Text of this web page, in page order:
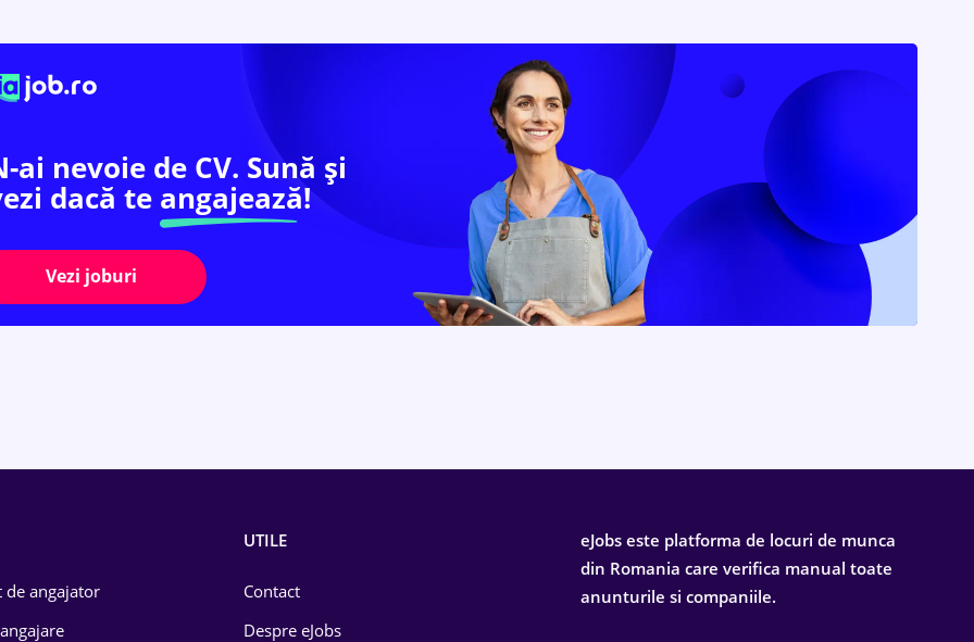
ai nevoie de CV. Sună și
dacă te angajează!
Vezi joburi
de angajator
UTILE
Contact
Despre eJobs
eJobs este platforma de locuri de munca
din Romania care verifica manual toate
anunturile si companiile.